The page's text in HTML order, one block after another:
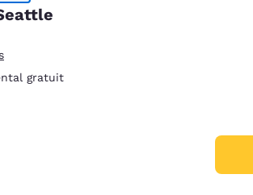
gratuit